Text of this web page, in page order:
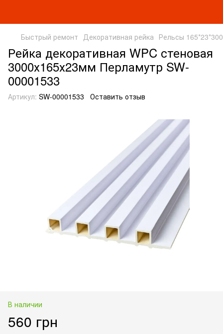
Быстрый ремонт Декоративная рейка Рельсы
Рейка декоративная WPC стеновая
3000х165х23мм Перламутр SW-
00001533
Артикул: SW-00001533 Оставить отзыв
В наличии
560 грн